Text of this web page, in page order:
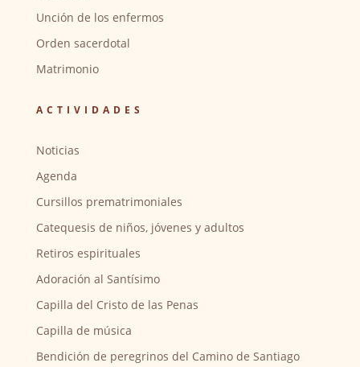
Unción de los enfermos
Orden sacerdotal
Matrimonio
ACTIVIDADES
Noticias
Agenda
Cursillos prematrimoniales
Catequesis de niños, jóvenes y adultos
Retiros espirituales
Adoración al Santísimo
Capilla del Cristo de las Penas
Capilla de música
Bendición de peregrinos del Camino de Santiago